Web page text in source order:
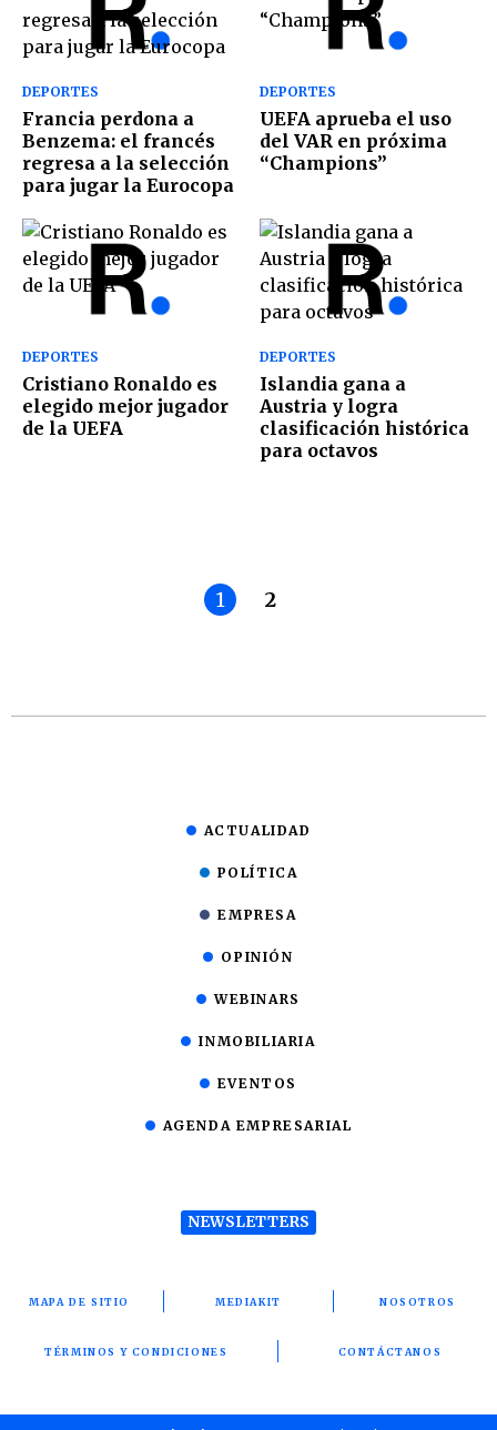
DEPORTES
Francia perdona a
Benzema: el francés
regresa a la selección
para jugar la Eurocopa
DEPORTES
UEFA aprueba el uso
del VAR en próxima
“Champions”
DEPORTES
Cristiano Ronaldo es
elegido mejor jugador
de la UEFA
DEPORTES
Islandia gana a
Austria y logra
clasificación histórica
para octavos
1 2
ACTUALIDAD
POLÍTICA
EMPRESA
OPINIÓN
WEBINARS
INMOBILIARIA
EVENTOS
AGENDA EMPRESARIAL
NEWSLETTERS
MAPA DE SITIO MEDIAKIT NOSOTROS
TÉRMINOS Y CONDICIONES CONTÁCTANOS